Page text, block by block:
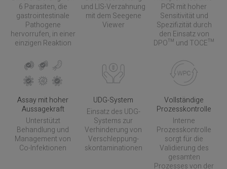
6 Parasiten, die
gastrointestinale
Pathogene
hervorrufen, in einer
einzigen Reaktion
und LIS-Verzahnung
mit dem Seegene
Viewer
PCR mit hoher
Sensitivität und
Spezifizität durch
den Einsatz von
DPO™ und TOCE™
Assay mit hoher
Aussagekraft
Unterstützt
Behandlung und
Management von
Co-Infektionen
UDG-System
Einsatz des UDG-
Systems zur
Verhinderung von
Verschleppung-
skontaminationen
Vollständige
Prozesskontrolle
Interne
Prozesskontrolle
sorgt für die
Validierung des
gesamten
Prozesses von der